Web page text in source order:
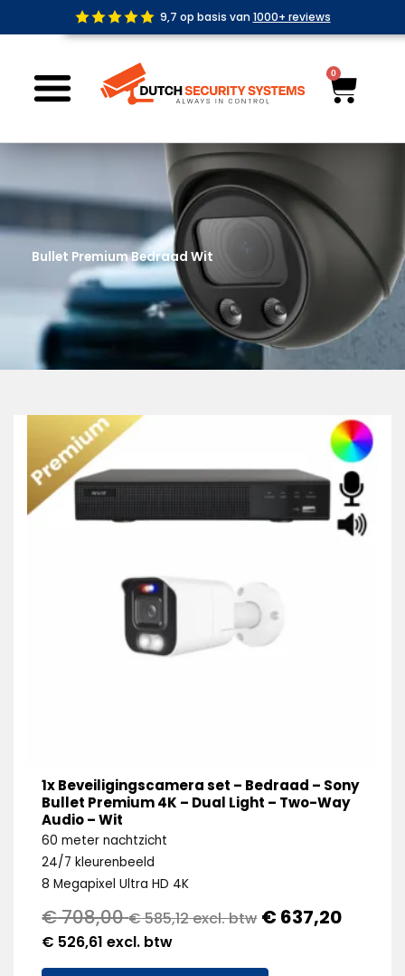
de
9,7 op basis van 1000+ reviews
0
Bullet Premium Bedraad Wit
1x Beveiligingscamera set – Bedraad – Sony
Bullet Premium 4K – Dual Light – Two-Way
Audio – Wit
60 meter nachtzicht
24/7 kleurenbeeld
8 Megapixel Ultra HD 4K
€708,00 €585,12excl. btw €637,20
€ 526,61 excl. btw